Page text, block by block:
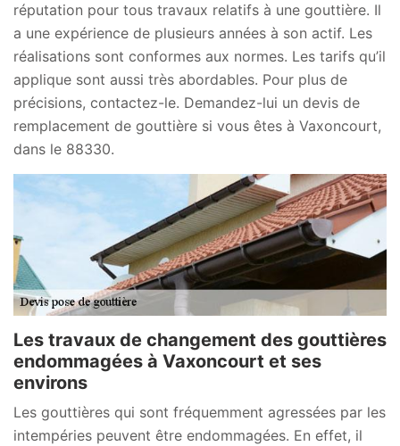
réputation pour tous travaux relatifs à une gouttière. Il
a une expérience de plusieurs années à son actif. Les
réalisations sont conformes aux normes. Les tarifs qu’il
applique sont aussi très abordables. Pour plus de
précisions, contactez-le. Demandez-lui un devis de
remplacement de gouttière si vous êtes à Vaxoncourt,
dans le 88330.
Les travaux de changement des gouttières
endommagées à Vaxoncourt et ses
environs
Les gouttières qui sont fréquemment agressées par les
intempéries peuvent être endommagées. En effet, il